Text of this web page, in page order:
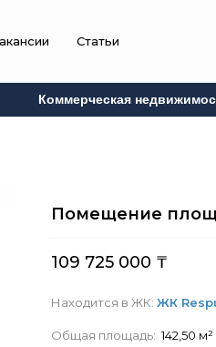
Статьи
Коммерческая
Помещение
109 725 000 ₸
Находится в ЖК: ЖК
Общая площадь:142,50 м²